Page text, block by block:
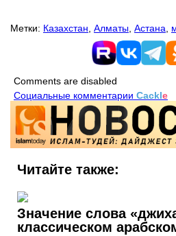
Метки: Казахстан Алматы Астана
Comments are disabled
Социальные комментарии Cackle
Читайте также:
Значение слова
классическом